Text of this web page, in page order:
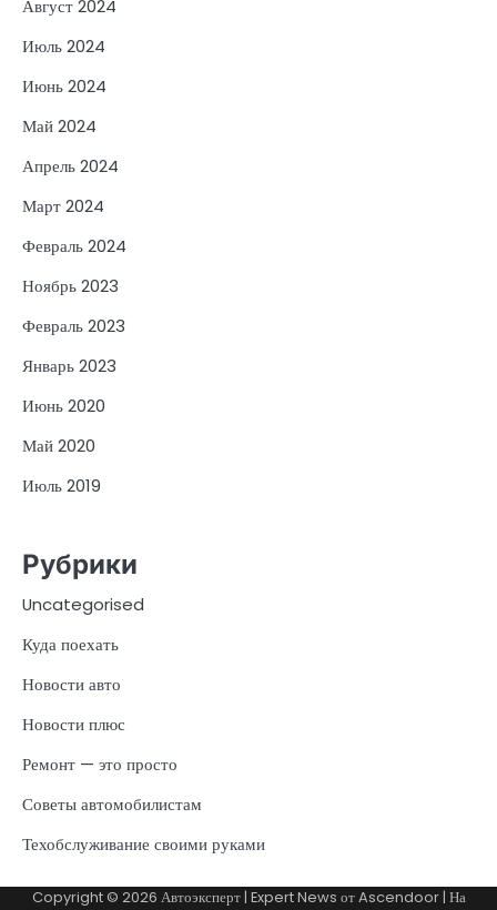
Август 2024
Июль 2024
Июнь 2024
Май 2024
Апрель 2024
Март 2024
Февраль 2024
Ноябрь 2023
Февраль 2023
Январь 2023
Июнь 2020
Май 2020
Июль 2019
Рубрики
Uncategorised
Куда поехать
Новости авто
Новости плюс
Ремонт — это просто
Советы автомобилистам
Техобслуживание своими руками
Copyright © 2026 Автоэксперт| Expert News отAscendoor| На